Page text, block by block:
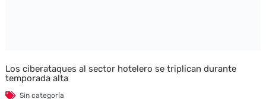
Los ciberataques al sector hotelero se triplican durante
temporada alta
Sin categoría